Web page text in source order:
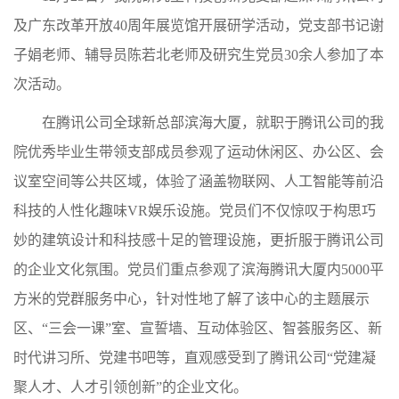
及广东改革开放40周年展览馆开展研学活动，党支部书记谢
子娟老师、辅导员陈若北老师及研究生党员30余人参加了本
次活动。
在腾讯公司全球新总部滨海大厦，就职于腾讯公司的我
院优秀毕业生带领支部成员参观了运动休闲区、办公区、会
议室空间等公共区域，体验了涵盖物联网、人工智能等前沿
科技的人性化趣味VR娱乐设施。党员们不仅惊叹于构思巧
妙的建筑设计和科技感十足的管理设施，更折服于腾讯公司
的企业文化氛围。党员们重点参观了滨海腾讯大厦内5000平
方米的党群服务中心，针对性地了解了该中心的主题展示
区、“三会一课”室、宣誓墙、互动体验区、智荟服务区、新
时代讲习所、党建书吧等，直观感受到了腾讯公司“党建凝
聚人才、人才引领创新”的企业文化。